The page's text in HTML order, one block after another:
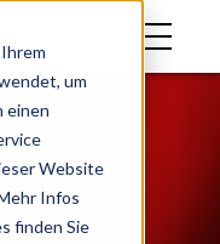
um
einen
Website
Infos
finden Sie